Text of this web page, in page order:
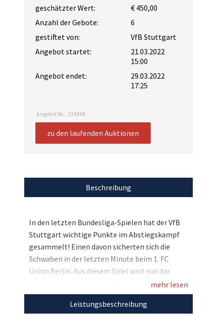
geschätzter Wert:
€ 450,00
Anzahl der Gebote:
6
gestiftet von:
VfB Stuttgart
Angebot startet:
21.03.2022
15:00
Angebot endet:
29.03.2022
17:25
Angebot Nr.: 234368
zu den laufenden Auktionen
Beschreibung
In den letzten Bundesliga-Spielen hat der VfB
Stuttgart wichtige Punkte im Abstiegskampf
gesammelt! Einen davon sicherten sich die
Schwaben in der letzten Minute beim 1. FC
Union Berlin. Aus diesem Spiel wird nun das
getragene und signierte Trikot von Waldemar
Anton versteigert, womit der Club aus
Cannstatt Ukraine-Hilfsmaßnahmen
mehr lesen
Leistungsbeschreibung